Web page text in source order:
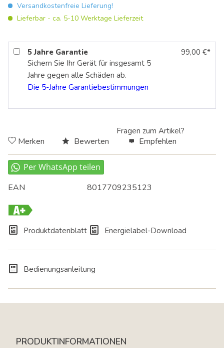
A+
Produktdatenblatt Energielabel-Download
Bedienungsanleitung
Versandkostenfreie Lieferung!
Lieferbar - ca. 5-10 Werktage Lieferzeit
5 Jahre Garantie
Sichern Sie Ihr Gerät für insgesamt 5
Jahre gegen alle Schäden ab.
Die 5-Jahre Garantiebestimmungen
99,00 €*
Fragen zum Artikel?
Merken Bewerten Empfehlen
EAN 8017709235123
PRODUKTINFORMATIONEN